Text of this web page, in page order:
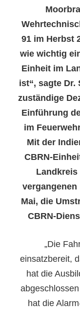
91 im Herbst
wie wichtig
Einheit im
ist“, sagte
zuständige
Einführung
im
Mit der
CBRN-
Landkreis
vergangenen
Mai, die
CBRN-
„Die
einsatzbereit,
hat die
hat die